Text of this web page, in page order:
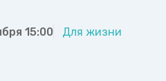
15:00 Для жизни